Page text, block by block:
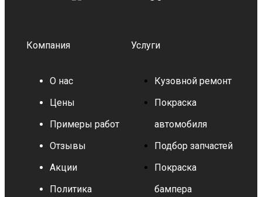
Компания
О нас
Цены
Примеры работ
Отзывы
Акции
Политика
Услуги
Кузовной ремонт
Покраска
автомобиля
Подбор запчастей
Покраска
бампера